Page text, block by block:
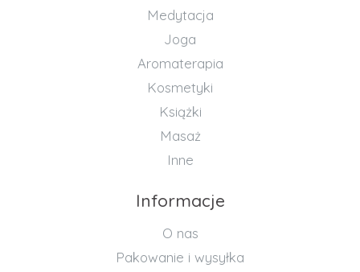
Medytacja
Joga
Aromaterapia
Kosmetyki
Książki
Masaż
Inne
Informacje
O nas
Pakowanie i wysyłka